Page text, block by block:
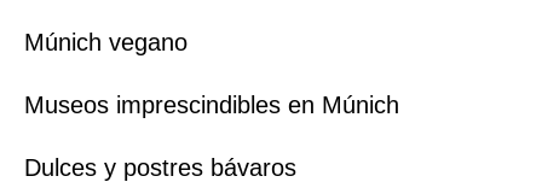
Múnich vegano
Museos imprescindibles en Múnich
Dulces y postres bávaros